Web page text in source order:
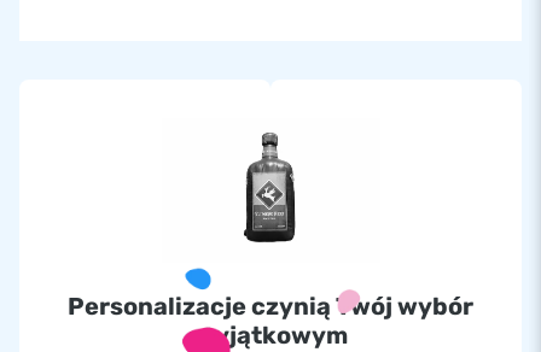
Personalizacje czynią Twój wybór
wyjątkowym